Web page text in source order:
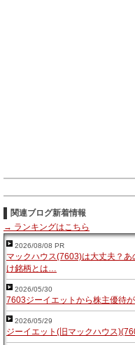
関連ブログ新着情報
→ ランキングはこちら
2026/08/08 PR
マックハウス(7603)は大丈夫？
け銘柄とは…
2026/05/30
7603ジーイエットから株主優待
2026/05/29
ジーイエット(旧マックハウス